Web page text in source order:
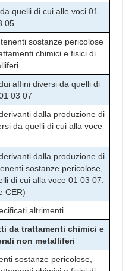
quelli di cui alle voci 01
05
sostanze pericolose
chimici e fisici di
affini diversi da quelli di
03 07
dalla produzione di
da quelli di cui alla voce
dalla produzione di
sostanze pericolose,
di cui alla voce 01 03 07.
CER)
altrimenti
da trattamenti chimici e
non metalliferi
sostanze pericolose,